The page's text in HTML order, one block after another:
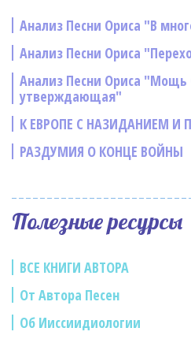
Анализ Песни Ориса "В
Анализ Песни Ориса
Анализ Песни Ориса "Мощь
утверждающая"
К ЕВРОПЕ С НАЗИДАНИЕМ И
РАЗДУМИЯ О КОНЦЕ ВОЙНЫ
Полезные ресурсы
ВСЕ КНИГИ АВТОРА
От Автора Песен
Об Ииссиидиологии